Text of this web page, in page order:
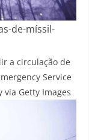
de-míssil-
a circulação de
Service
Getty Images